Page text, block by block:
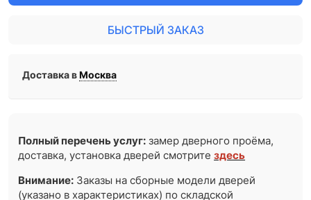
БЫСТРЫЙ ЗАКАЗ
Доставка вМосква
Полный перечень услуг: замер дверного проёма,
доставка, установка дверей смотритездесь
Внимание: Заказы на сборные модели дверей
(указано в характеристиках) по складской